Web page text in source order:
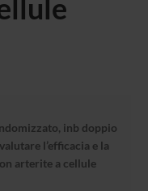
inb doppio
l’efficacia e la
arterite a cellule